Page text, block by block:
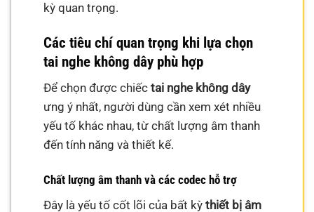
kỳ quan trọng.
Các tiêu chí quan trọng khi lựa chọn
tai nghe không dây phù hợp
Để chọn được chiếctai nghe không dây
ưng ý nhất, người dùng cần xem xét nhiều
yếu tố khác nhau, từ chất lượng âm thanh
đến tính năng và thiết kế.
Chất lượng âm thanh và các codec hỗ trợ
Đây là yếu tố cốt lõi của bất kỳthiết bị âm